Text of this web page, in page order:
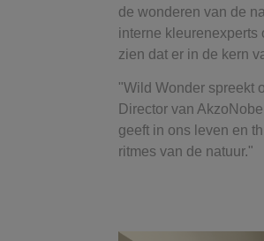
de wonderen van de
interne
zien dat er in de kern
"Wild Wonder spreekt
Director van
geeft in ons leven en
ritmes van de natuur."